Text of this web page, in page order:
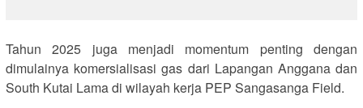
Tahun 2025 juga menjadi momentum penting dengan
dimulainya komersialisasi gas dari Lapangan Anggana dan
South Kutai Lama di wilayah kerja PEP Sangasanga Field.